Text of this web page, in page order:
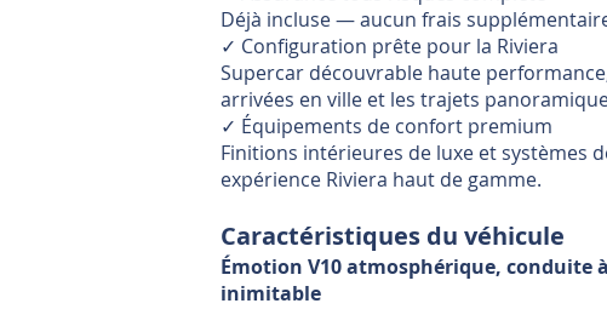
Déjà incluse — aucun frais
✓ Configuration prête pour la Riviera
Supercar découvrable haute
arrivées en ville et les trajets
✓ Équipements de confort premium
Finitions intérieures de luxe et systèmes
expérience Riviera haut de gamme.
Caractéristiques du véhicule
Émotion V10 atmosphérique, conduite
inimitable